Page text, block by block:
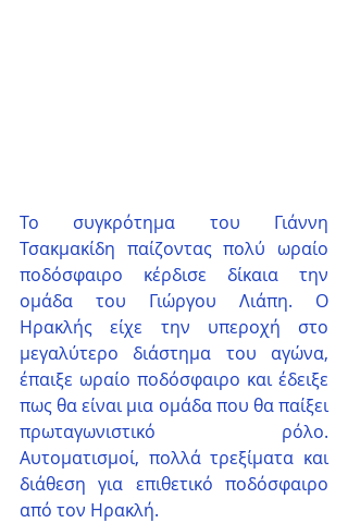
Το συγκρότημα του Γιάννη
Τσακμακίδη παίζοντας πολύ ωραίο
ποδόσφαιρο κέρδισε δίκαια την
ομάδα του Γιώργου Λιάπη. Ο
Ηρακλής είχε την υπεροχή στο
μεγαλύτερο διάστημα του αγώνα,
έπαιξε ωραίο ποδόσφαιρο και έδειξε
πως θα είναι μια ομάδα που θα παίξει
πρωταγωνιστικό ρόλο.
Αυτοματισμοί, πολλά τρεξίματα και
διάθεση για επιθετικό ποδόσφαιρο
από τον Ηρακλή.